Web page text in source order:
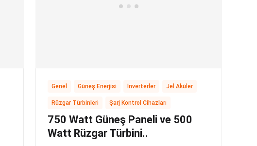
Genel Güneş Enerjisi İnverterler Jel Aküler
Rüzgar Türbinleri Şarj Kontrol Cihazları
750 Watt Güneş Paneli ve 500
Watt Rüzgar Türbini..